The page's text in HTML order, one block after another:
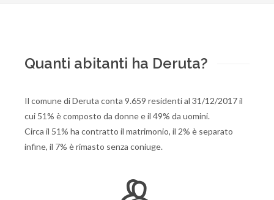
Quanti abitanti ha Deruta?
Il comune di Deruta conta 9.659 residenti al 31/12/2017 il
cui 51% è composto da donne e il 49% da uomini.
Circa il 51% ha contratto il matrimonio, il 2% è separato
infine, il 7% è rimasto senza coniuge.